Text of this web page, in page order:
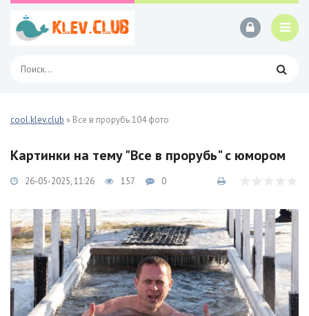
cool.klev.club » Все в прорубь 104 фото
Картинки на тему "Все в прорубь" с юмором
26-05-2025, 11:26 157 0